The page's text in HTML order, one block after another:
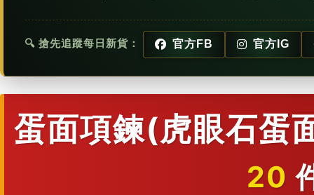
🔍 搶先追蹤每日新貨： 官方FB 官方IG
蛋面項鍊(虎眼石蛋
20